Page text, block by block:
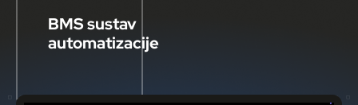
BMS sustav
automatizacije